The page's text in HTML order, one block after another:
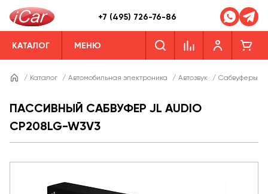
+7 (495) 726-76-86
КАТАЛОГ МЕНЮ
/ Каталог / Автомобильная электроника / Автозвук / Сабвуферы
ПАССИВНЫЙ САБВУФЕР JL AUDIO
CP208LG-W3V3